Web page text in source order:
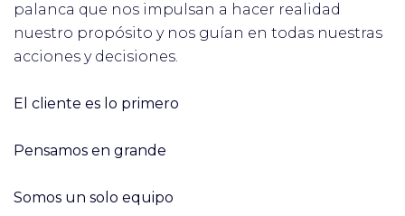
palanca que nos impulsan a hacer realidad
nuestro propósito y nos guían en todas nuestras
acciones y decisiones.
El cliente es lo primero
Pensamos en grande
Somos un solo equipo